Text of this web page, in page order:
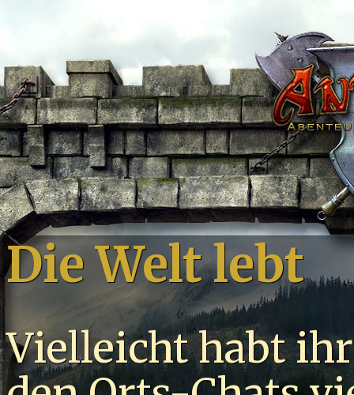
Die Welt lebt
Vielleicht habt ihr